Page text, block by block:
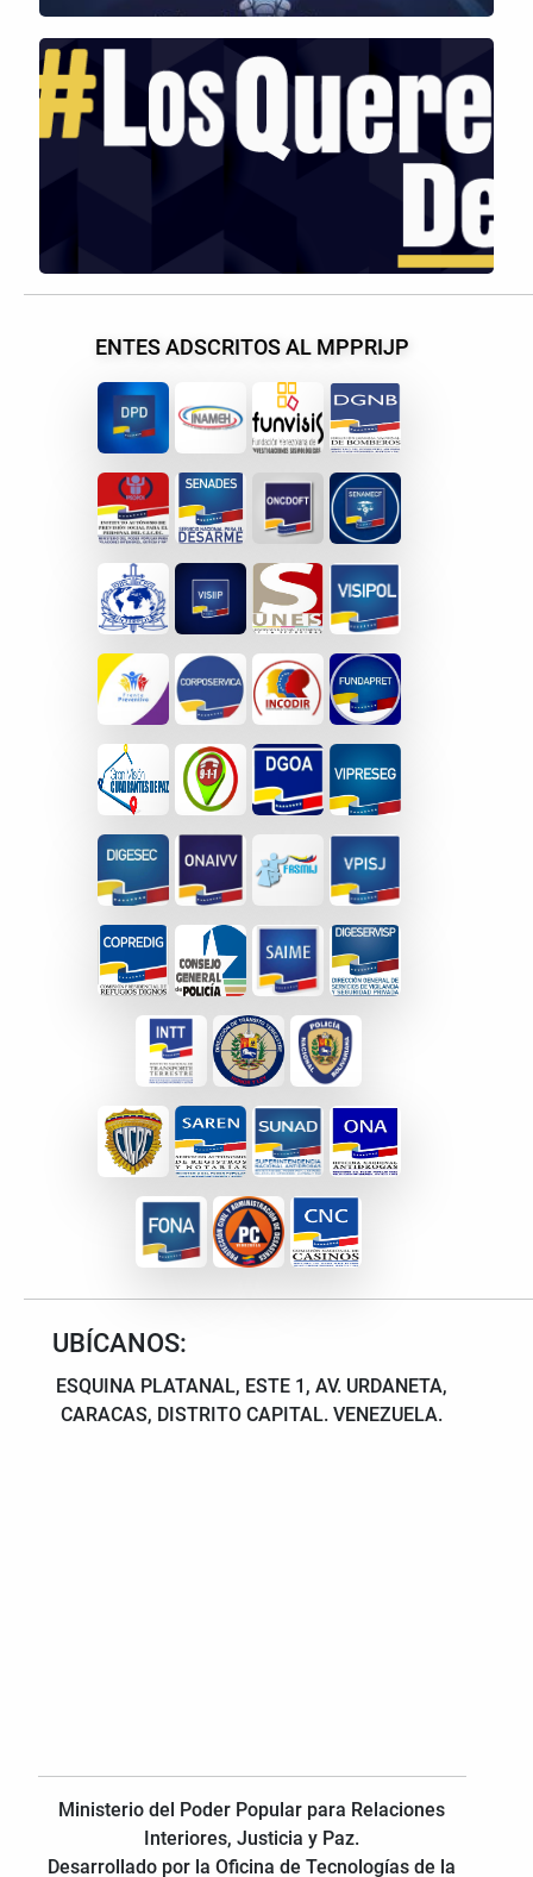
ENTES ADSCRITOS AL MPPRIJP
UBÍCANOS:
ESQUINA PLATANAL, ESTE 1, AV. URDANETA,
CARACAS, DISTRITO CAPITAL. VENEZUELA.
Ministerio del Poder Popular para Relaciones
Interiores, Justicia y Paz.
Desarrollado por la Oficina de Tecnologías de la